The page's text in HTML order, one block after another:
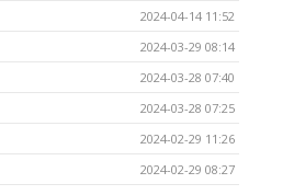
2024-04-14 11:52
2024-03-29 08:14
2024-03-28 07:40
2024-03-28 07:25
2024-02-29 11:26
2024-02-29 08:27